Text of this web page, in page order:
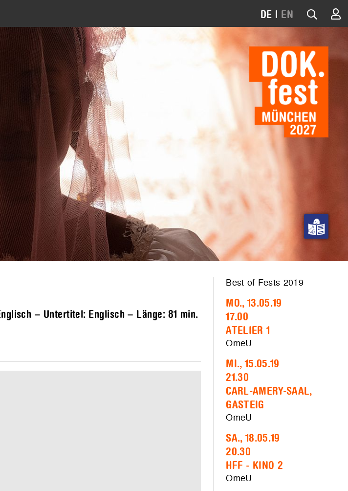
DE | EN
– Untertitel: Englisch – Länge: 81 min.
Best of Fests 2019
MO., 13.05.19
17.00
ATELIER 1
OmeU
MI., 15.05.19
21.30
CARL-AMERY-SAAL,
GASTEIG
OmeU
SA., 18.05.19
20.30
HFF - KINO 2
OmeU